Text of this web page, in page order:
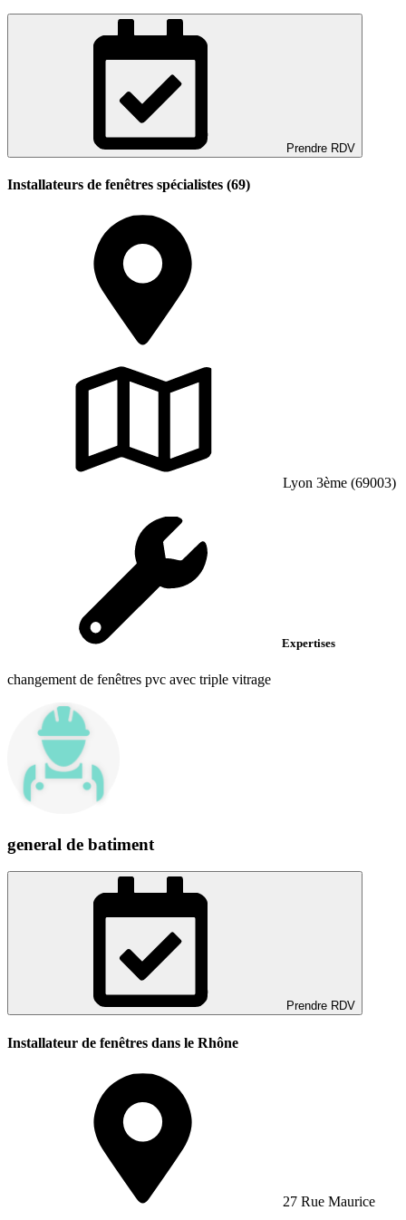
Prendre RDV
Installateurs de fenêtres spécialistes (69)
Lyon 3ème (69003)
Expertises
changement de fenêtres pvc avec triple vitrage
general de batiment
Prendre RDV
Installateur de fenêtres dans le Rhône
27 Rue Maurice